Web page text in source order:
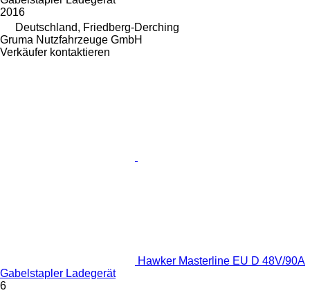
2016
Deutschland, Friedberg-Derching
Gruma Nutzfahrzeuge GmbH
Verkäufer kontaktieren
Hawker Masterline EU D 48V/90A
Gabelstapler Ladegerät
6